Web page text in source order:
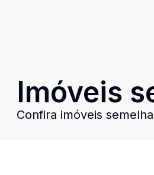
Imóveis
Confira imóveis